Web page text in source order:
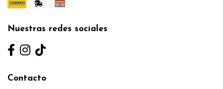
Nuestras redes sociales
Contacto